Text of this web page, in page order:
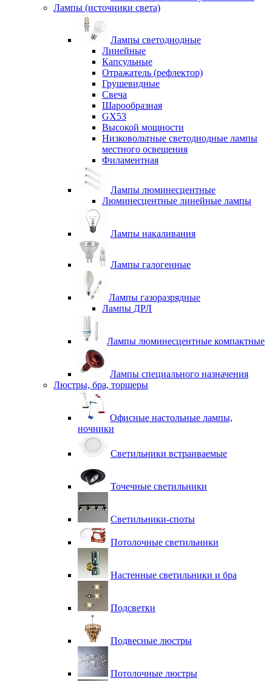
Лампы (источники света)
Лампы светодиодные
Линейные
Капсульные
Отражатель (рефлектор)
Грушевидные
Свеча
Шарообразная
GX53
Высокой мощности
Низковольтные светодиодные лампы
местного освещения
Филаментная
Лампы люминесцентные
Люминесцентные линейные лампы
Лампы накаливания
Лампы галогенные
Лампы газоразрядные
Лампы ДРЛ
Лампы люминесцентные компактные
Лампы специального назначения
Люстры, бра, торшеры
Офисные настольные лампы,
ночники
Светильники встраиваемые
Точечные светильники
Светильники-споты
Потолочные светильники
Настенные светильники и бра
Подсветки
Подвесные люстры
Потолочные люстры